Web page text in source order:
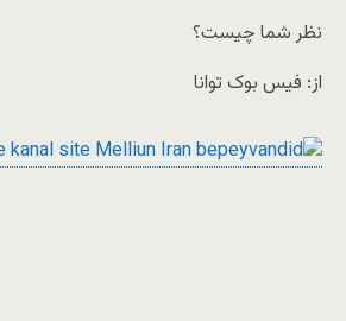
نظر شما چیست؟
از: فیس بوک توانا